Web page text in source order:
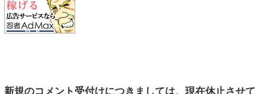
新規のコメント受付けにつきましては、現在休止させて